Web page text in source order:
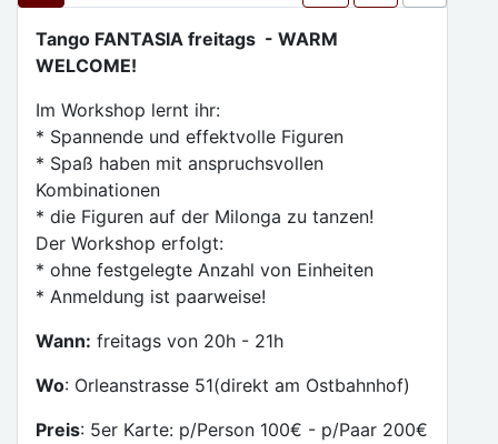
Tango FANTASIA freitags - WARM
WELCOME!
Im Workshop lernt ihr:
* Spannende und effektvolle Figuren
* Spaß haben mit anspruchsvollen
Kombinationen
* die Figuren auf der Milonga zu tanzen!
Der Workshop erfolgt:
* ohne festgelegte Anzahl von Einheiten
* Anmeldung ist paarweise!
Wann: freitags von 20h - 21h
Wo: Orleanstrasse 51(direkt am Ostbahnhof)
Preis: 5er Karte: p/Person 100€ - p/Paar 200€